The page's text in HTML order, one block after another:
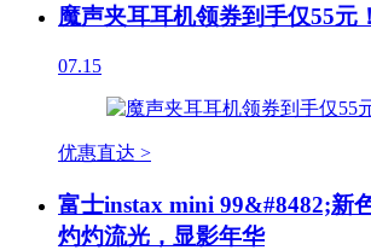
魔声夹耳耳机领券到手仅55元！
07.15
优惠直达 >
富士instax mini 99&#8482;新
灼灼流光，显影年华